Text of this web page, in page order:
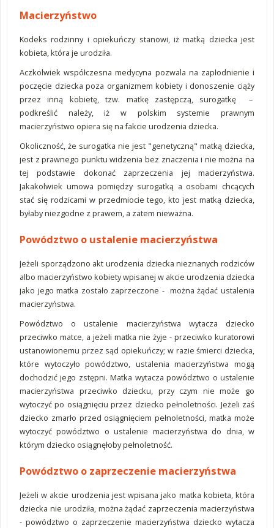
Macierzyństwo
Kodeks rodzinny i opiekuńczy stanowi, iż matką dziecka jest
kobieta, która je urodziła.
Aczkolwiek współczesna medycyna pozwala na zapłodnienie i
poczęcie dziecka poza organizmem kobiety i donoszenie ciąży
przez inną kobietę, tzw. matkę zastępczą, surogatkę –
podkreślić należy, iż w polskim systemie prawnym
macierzyństwo opiera się na fakcie urodzenia dziecka.
Okoliczność, że surogatka nie jest "genetyczną" matką dziecka,
jest z prawnego punktu widzenia bez znaczenia i nie można na
tej podstawie dokonać zaprzeczenia jej macierzyństwa.
Jakakolwiek umowa pomiędzy surogatką a osobami chcących
stać się rodzicami w przedmiocie tego, kto jest matką dziecka,
byłaby niezgodne z prawem, a zatem nieważna.
Powództwo o ustalenie macierzyństwa
Jeżeli sporządzono akt urodzenia dziecka nieznanych rodziców
albo macierzyństwo kobiety wpisanej w akcie urodzenia dziecka
jako jego matka zostało zaprzeczone - można żądać ustalenia
macierzyństwa.
Powództwo o ustalenie macierzyństwa wytacza dziecko
przeciwko matce, a jeżeli matka nie żyje - przeciwko kuratorowi
ustanowionemu przez sąd opiekuńczy; w razie śmierci dziecka,
które wytoczyło powództwo, ustalenia macierzyństwa mogą
dochodzić jego zstępni. Matka wytacza powództwo o ustalenie
macierzyństwa przeciwko dziecku, przy czym nie może go
wytoczyć po osiągnięciu przez dziecko pełnoletności. Jeżeli zaś
dziecko zmarło przed osiągnięciem pełnoletności, matka może
wytoczyć powództwo o ustalenie macierzyństwa do dnia, w
którym dziecko osiągnęłoby pełnoletność.
Powództwo o zaprzeczenie macierzyństwa
Jeżeli w akcie urodzenia jest wpisana jako matka kobieta, która
dziecka nie urodziła, można żądać zaprzeczenia macierzyństwa
- powództwo o zaprzeczenie macierzyństwa dziecko wytacza